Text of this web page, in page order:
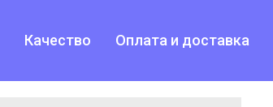
Качество Оплата и доставка